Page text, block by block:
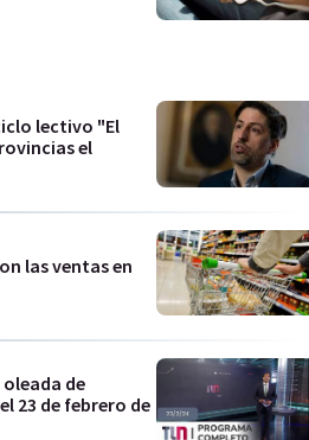
lectivo "El
el
las ventas en
oleada de
23 de febrero de